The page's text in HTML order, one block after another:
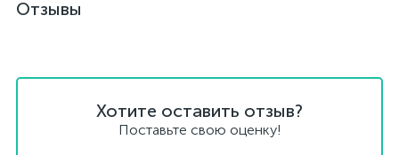
Отзывы
Хотите оставить отзыв?
Поставьте свою оценку!